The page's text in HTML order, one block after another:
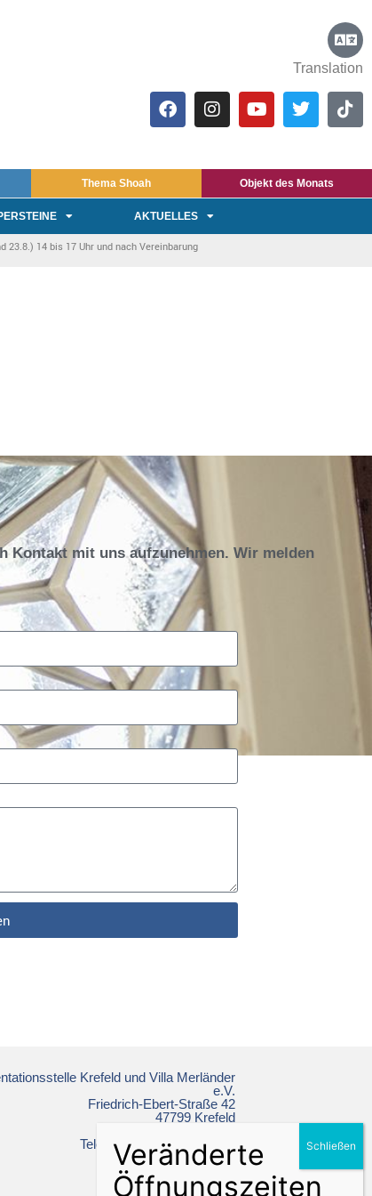
Translation
Thema Shoah Objekt des Monats
AKTUELLES
14 bis 17 Uhr und nach Vereinbarung
Kontakt mit uns aufzunehmen. Wir melden
Krefeld und Villa Merländer
e.V.
Friedrich-Ebert-Straße 42
47799 Krefeld
Telefon: +49 2151 86 19 64
ns-doku@krefeld.de